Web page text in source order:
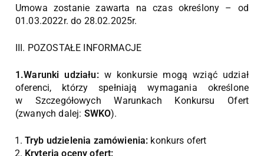
Umowa zostanie zawarta na czas określony – od
01.03.2022r. do 28.02.2025r.
III. POZOSTAŁE INFORMACJE
1.Warunki udziału:w konkursie mogą wziąć udział
oferenci, którzy spełniają wymagania określone
w Szczegółowych Warunkach Konkursu Ofert
(zwanych dalej: SWKO).
Tryb udzielenia zamówienia: konkurs ofert
Kryteria oceny ofert: